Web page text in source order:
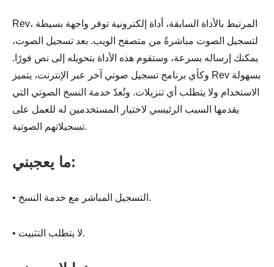
Rev، المرتبط بالأداة السابقة، أداة إلكترونية توفر واجهة بسيطة
لتسجيل الصوت مباشرةً من متصفح الويب. بعد تسجيل الصوت،
يمكنك إرساله بسرعة، وستقوم هذه الأداة بتحويله إلى نص فورًا.
وكأي برنامج تسجيل صوتي آخر عبر الإنترنت، يتميز Rev بسهولة
الاستخدام ولا يتطلب أي تنزيلات. وتُعدّ خدمة النسخ الصوتي التي
يقدمها السبب الرئيسي لاختيار المستخدمين له للعمل على
تسجيلاتهم الصوتية.
ما يعجبني:
• التسجيل المباشر مع خدمة النسخ.
• لا يتطلب التثبيت.